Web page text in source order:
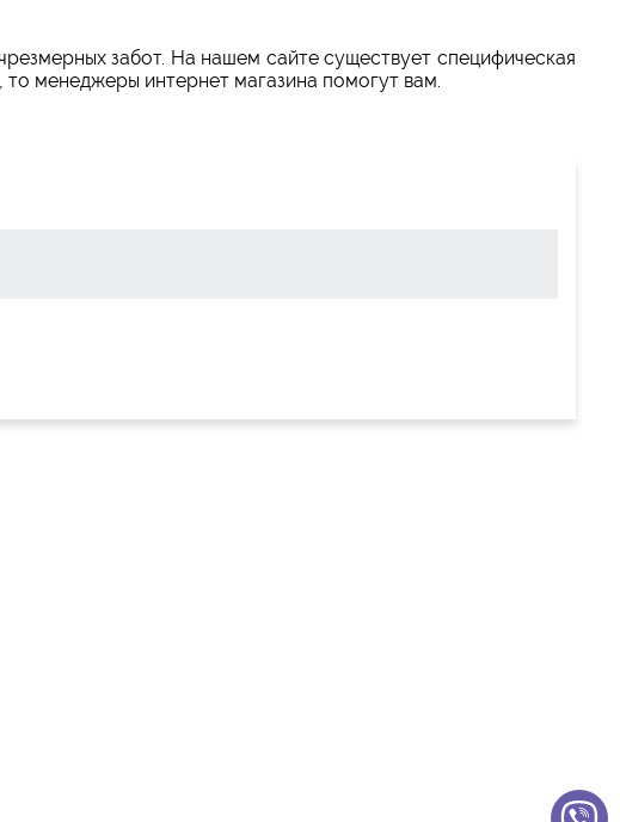
забот. На нашем сайте существует специфическая
менеджеры интернет магазина помогут вам.